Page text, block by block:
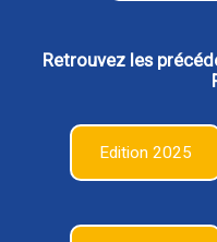
Retrouvez les
Edition 2025